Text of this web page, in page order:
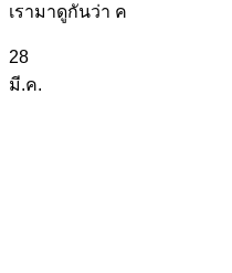
เรามาดูกันว่า ค
28
มี.ค.